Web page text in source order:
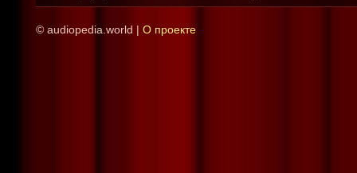
© audiopedia.world | О проекте